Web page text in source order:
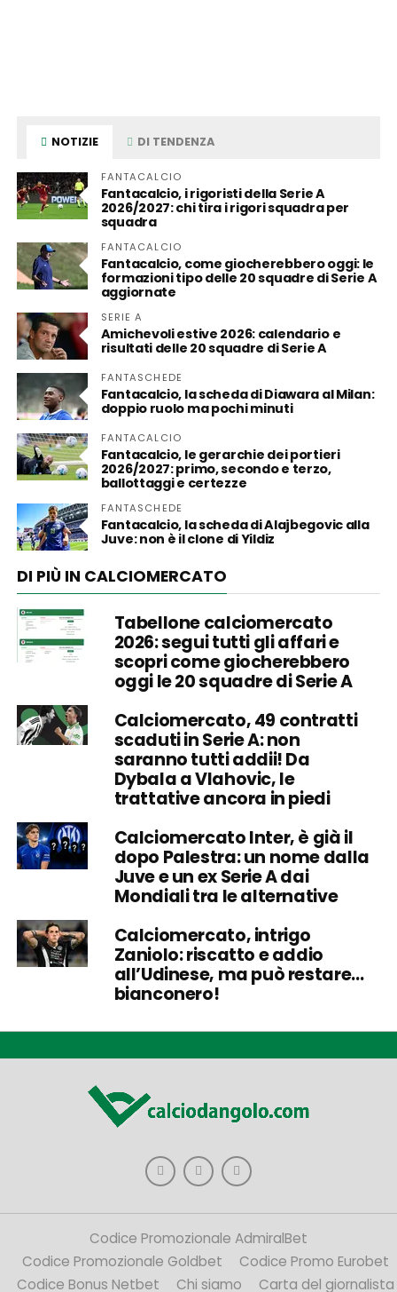
NOTIZIE DI TENDENZA
FANTACALCIO
Fantacalcio, i rigoristi della Serie A
2026/2027: chi tira i rigori squadra per
squadra
FANTACALCIO
Fantacalcio, come giocherebbero oggi: le
formazioni tipo delle 20 squadre di Serie A
aggiornate
SERIE A
Amichevoli estive 2026: calendario e
risultati delle 20 squadre di Serie A
FANTASCHEDE
Fantacalcio, la scheda di Diawara al Milan:
doppio ruolo ma pochi minuti
FANTACALCIO
Fantacalcio, le gerarchie dei portieri
2026/2027: primo, secondo e terzo,
ballottaggi e certezze
FANTASCHEDE
Fantacalcio, la scheda di Alajbegovic alla
Juve: non è il clone di Yildiz
DI PIÙ IN CALCIOMERCATO
Tabellone calciomercato
2026: segui tutti gli affari e
scopri come giocherebbero
oggi le 20 squadre di Serie A
Calciomercato, 49 contratti
scaduti in Serie A: non
saranno tutti addii! Da
Dybala a Vlahovic, le
trattative ancora in piedi
Calciomercato Inter, è già il
dopo Palestra: un nome dalla
Juve e un ex Serie A dai
Mondiali tra le alternative
Calciomercato, intrigo
Zaniolo: riscatto e addio
all’Udinese, ma può restare…
bianconero!
Codice Promozionale AdmiralBet
Codice Promozionale Goldbet
Codice Promo Eurobet
Codice Bonus Netbet
Chi siamo Carta del giornalista